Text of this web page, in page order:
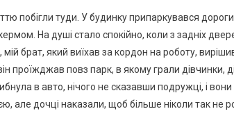
побігли туди. У будинку припаркувався
На душі стало спокійно, коли з задніх
брат, який виїхав за кордон на роботу,
проїжджав повз парк, в якому грали дівчинки,
в авто, нічого не сказавши подружці, і вони
але дочці наказали, щоб більше ніколи так не